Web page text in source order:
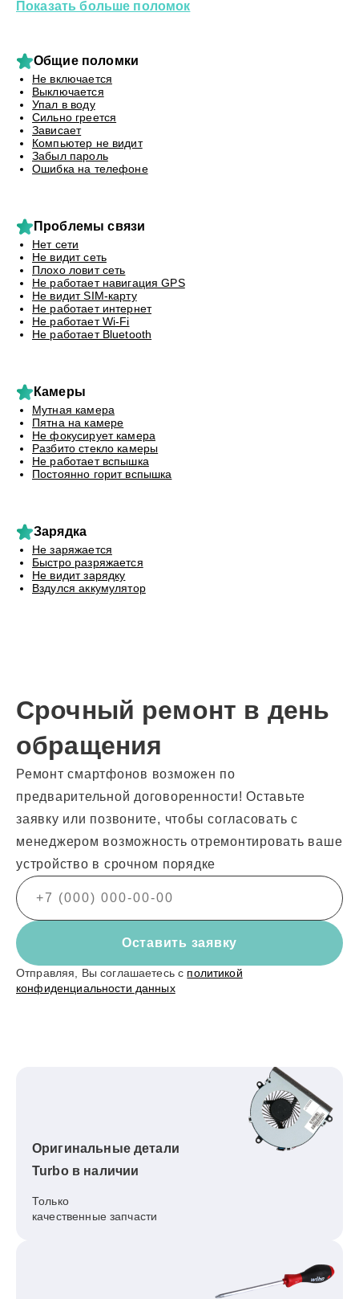
Показать больше поломок
Общие поломки
Не включается
Выключается
Упал в воду
Сильно греется
Зависает
Компьютер не видит
Забыл пароль
Ошибка на телефоне
Проблемы связи
Нет сети
Не видит сеть
Плохо ловит сеть
Не работает навигация GPS
Не видит SIM-карту
Не работает интернет
Не работает Wi-Fi
Не работает Bluetooth
Камеры
Мутная камера
Пятна на камере
Не фокусирует камера
Разбито стекло камеры
Не работает вспышка
Постоянно горит вспышка
Зарядка
Не заряжается
Быстро разряжается
Не видит зарядку
Вздулся аккумулятор
Срочный ремонт в день
обращения
Ремонт смартфонов возможен по
предварительной договоренности! Оставьте
заявку или позвоните, чтобы согласовать с
менеджером возможность отремонтировать ваше
устройство в срочном порядке
Оставить заявку
Отправляя, Вы соглашаетесь с политикой
конфиденциальности данных
Оригинальные детали
Turbo в наличии
Только
качественные запчасти